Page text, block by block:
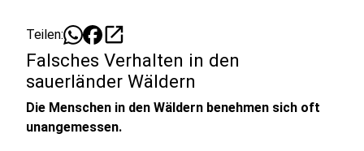
Teilen: open_in_new
Falsches Verhalten in den
sauerländer Wäldern
Die Menschen in den Wäldern benehmen sich oft
unangemessen.